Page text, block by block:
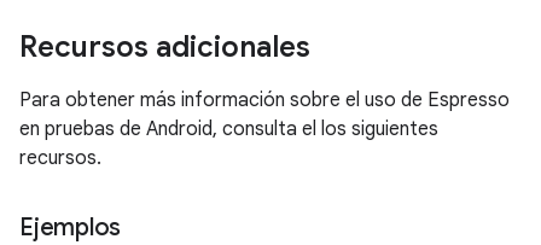
Recursos adicionales
Para obtener más información sobre el uso de Espresso
en pruebas de Android, consulta el los siguientes
recursos.
Ejemplos